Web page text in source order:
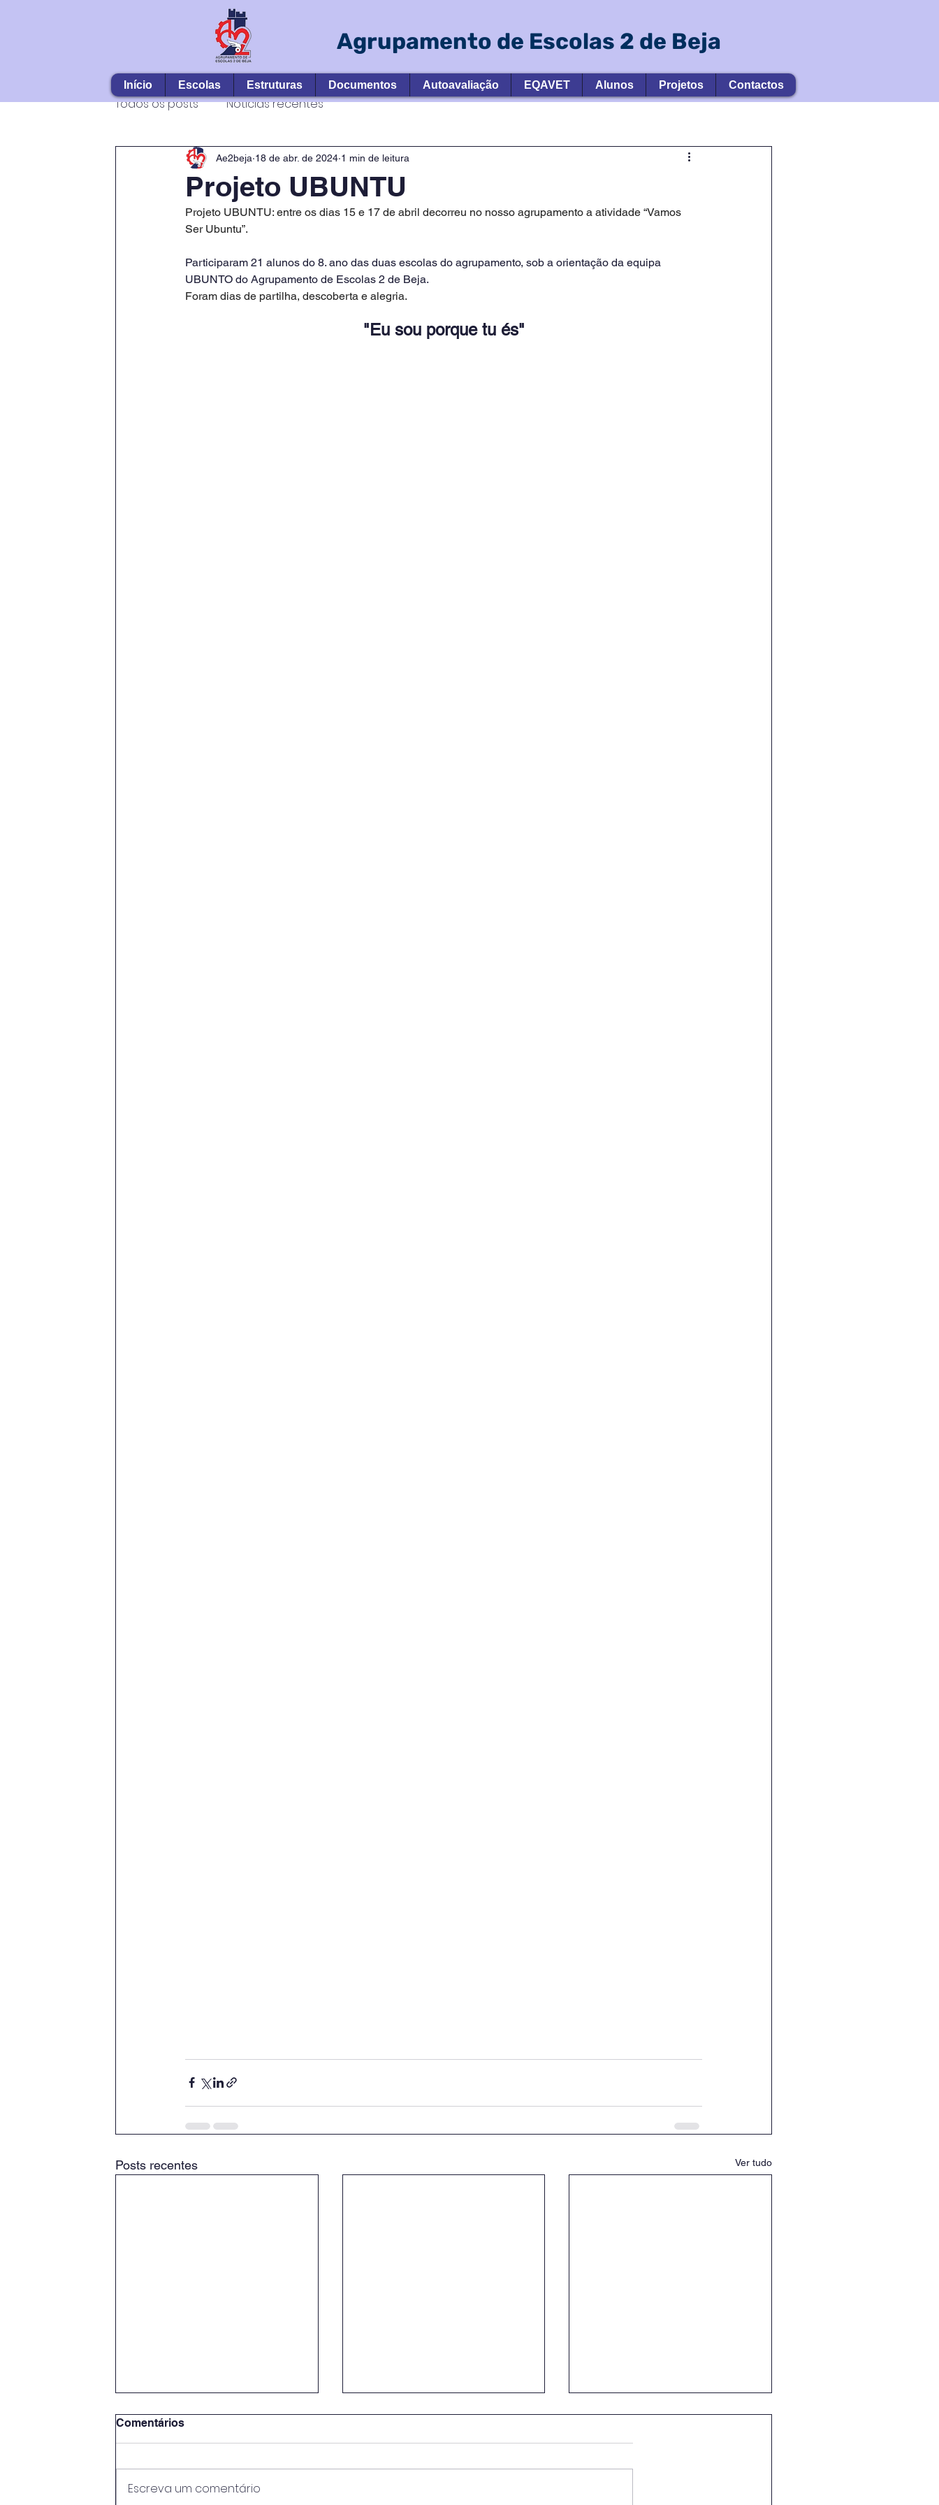
Agrupamento de Escolas 2 de Beja
Início Escolas Estruturas Documentos Autoavaliação EQAVET Alunos Projetos Contactos
Todos os posts Notícias recentes
Projeto UBUNTU
Ae2beja 18 de abr. de 2024 1 min de leitura
Projeto UBUNTU: entre os dias 15 e 17 de abril decorreu no nosso agrupamento a atividade “Vamos
Ser Ubuntu”.
Participaram 21 alunos do 8. ano das duas escolas do agrupamento, sob a orientação da equipa
UBUNTO do Agrupamento de Escolas 2 de Beja.
Foram dias de partilha, descoberta e alegria.
"Eu sou porque tu és"
Posts recentes Ver tudo
Comentários
Escreva um comentário